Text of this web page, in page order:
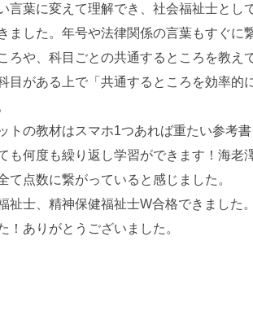
言葉に変えて理解でき、社会福祉士とし
ました。年号や法律関係の言葉もすぐに
ろや、科目ごとの共通するところを教え
目がある上で「共通するところを効率的
トの教材はスマホ1つあれば重たい参考
も何度も繰り返し学習ができます！海老
て点数に繋がっていると感じました。
祉士、精神保健福祉士W合格できました
！ありがとうございました。